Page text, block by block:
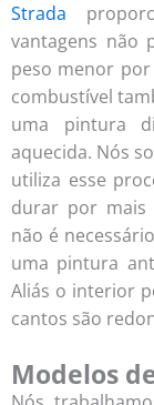
Strada
vantagens não
peso menor
combustível
uma pintura
aquecida. Nós
utiliza esse
durar por mais
não é
uma pintura
Aliás o interior
cantos são
Modelos